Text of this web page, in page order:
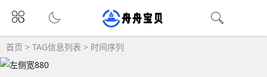
首页 > TAG信息列表 > 时间序列